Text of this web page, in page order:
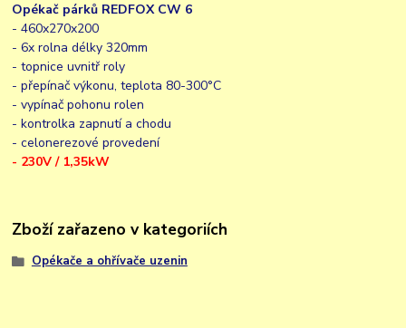
Opékač párků REDFOX CW 6
- 460x270x200
- 6x rolna délky 320mm
- topnice uvnitř roly
- přepínač výkonu, teplota 80-300°C
- vypínač pohonu rolen
- kontrolka zapnutí a chodu
- celonerezové provedení
- 230V / 1,35kW
Zboží zařazeno v kategoriích
Opékače a ohřívače uzenin